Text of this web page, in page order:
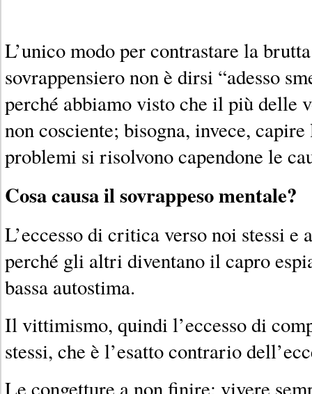
L’unico modo per contrastare la
sovrappensiero non è dirsi “adesso
perché abbiamo visto che il più delle
non cosciente; bisogna, invece,
problemi si risolvono capendone le
Cosa causa il sovrappeso mentale?
L’eccesso di critica verso noi stessi e
perché gli altri diventano il capro
bassa autostima.
Il vittimismo, quindi l’eccesso di
stessi, che è l’esatto contrario
Le congetture a non finire: vivere